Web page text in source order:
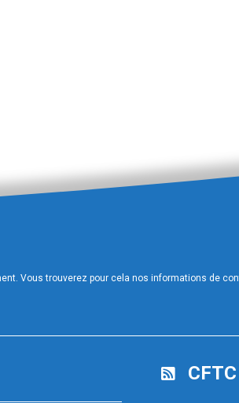
Vous trouverez pour cela nos informations de
CFTC